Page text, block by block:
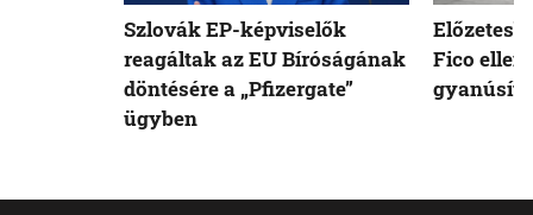
Szlovák EP-képviselők
reagáltak az EU Bíróságának
döntésére a „Pfizergate”
ügyben
Fico